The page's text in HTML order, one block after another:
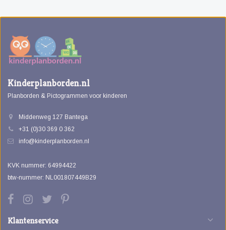
Kinderplanborden.nl
Planborden & Pictogrammen voor kinderen
Middenweg 127 Bantega
+31 (0)30 369 0 362
info@kinderplanborden.nl
KVK nummer: 64994422
btw-nummer: NL001807449B29
Klantenservice